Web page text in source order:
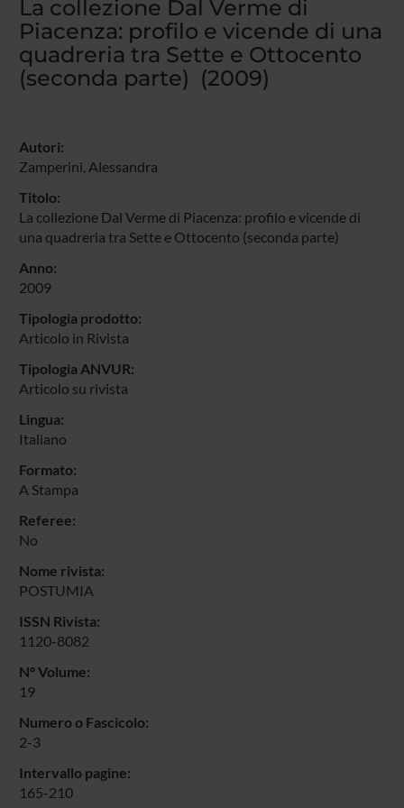
La collezione Dal Verme di
Piacenza: profilo e vicende di una
quadreria tra Sette e Ottocento
(seconda parte) (2009)
Autori:
Zamperini, Alessandra
Titolo:
La collezione Dal Verme di Piacenza: profilo e vicende di
una quadreria tra Sette e Ottocento (seconda parte)
Anno:
2009
Tipologia prodotto:
Articolo in Rivista
Tipologia ANVUR:
Articolo su rivista
Lingua:
Italiano
Formato:
A Stampa
Referee:
No
Nome rivista:
POSTUMIA
ISSN Rivista:
1120-8082
N° Volume:
19
Numero o Fascicolo:
2-3
Intervallo pagine:
165-210